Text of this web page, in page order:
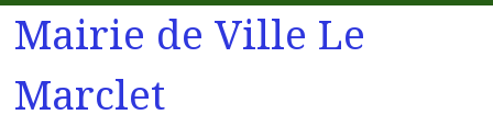
Mairie de Ville Le
Marclet